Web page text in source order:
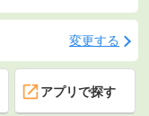
変更する
アプリで探す